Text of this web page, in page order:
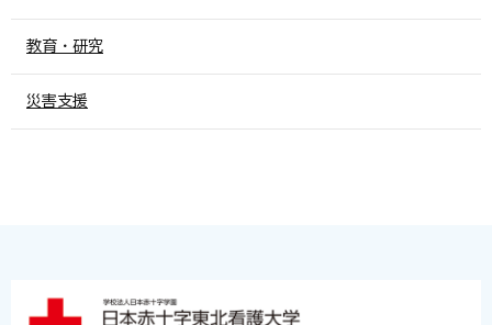
教育・研究
災害支援